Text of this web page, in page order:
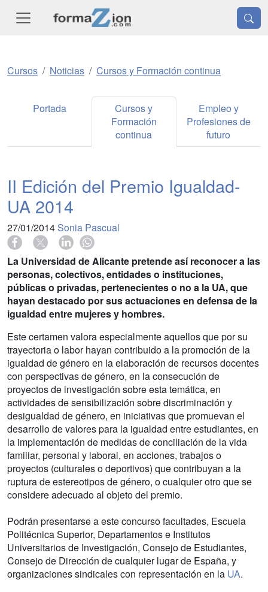
Cursos Noticias Cursos y Formación continua
Portada
Cursos y
Formación
continua
Empleo y
Profesiones de
futuro
II Edición del Premio Igualdad-
UA 2014
27/01/2014 Sonia Pascual
La Universidad de Alicante pretende así reconocer a las
personas, colectivos, entidades o instituciones,
públicas o privadas, pertenecientes o no a la UA, que
hayan destacado por sus actuaciones en defensa de la
igualdad entre mujeres y hombres.
Este certamen valora especialmente aquellos que por su
trayectoria o labor hayan contribuido a la promoción de la
igualdad de género en la elaboración de recursos docentes
con perspectivas de género, en la consecución de
proyectos de investigación sobre esta temática, en
actividades de sensibilización sobre discriminación y
desigualdad de género, en iniciativas que promuevan el
desarrollo de valores para la igualdad entre estudiantes, en
la implementación de medidas de conciliación de la vida
familiar, personal y laboral, en acciones, trabajos o
proyectos (culturales o deportivos) que contribuyan a la
ruptura de estereotipos de género, o cualquier otro que se
considere adecuado al objeto del premio.
Podrán presentarse a este concurso facultades, Escuela
Politécnica Superior, Departamentos e Institutos
Universitarios de Investigación, Consejo de Estudiantes,
Consejo de Dirección de cualquier lugar de España, y
organizaciones sindicales con representación en la UA.